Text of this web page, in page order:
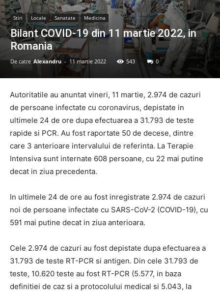
Stiri Locale Sanatate Medicina
Bilant COVID-19 din 11 martie 2022, in
Romania
De catre Alexandru - 11 martie 2022 543 0
Autoritatile au anuntat vineri, 11 martie, 2.974 de cazuri
de persoane infectate cu coronavirus, depistate in
ultimele 24 de ore dupa efectuarea a 31.793 de teste
rapide si PCR. Au fost raportate 50 de decese, dintre
care 3 anterioare intervalului de referinta. La Terapie
Intensiva sunt internate 608 persoane, cu 22 mai putine
decat in ziua precedenta.
In ultimele 24 de ore au fost inregistrate 2.974 de cazuri
noi de persoane infectate cu SARS-CoV-2 (COVID-19), cu
591 mai putine decat in ziua anterioara.
Cele 2.974 de cazuri au fost depistate dupa efectuarea a
31.793 de teste RT-PCR si antigen. Din cele 31.793 de
teste, 10.620 teste au fost RT-PCR (5.577, in baza
definitiei de caz si a protocolului medical si 5.043, la